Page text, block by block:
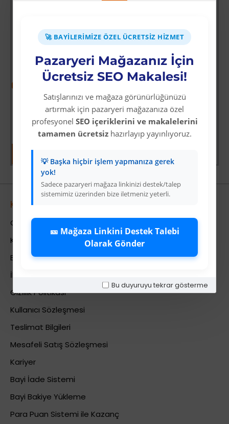
🚀 BAYILERIMIZE ÖZEL ÜCRETSIZ HIZMET
Pazaryeri Mağazanız İçin
Ücretsiz SEO Makalesi!
Satışlarınızı ve mağaza görünürlüğünüzü
artırmak için pazaryeri mağazanıza özel
profesyonel SEO içeriklerini ve makalelerini
tamamen ücretsizhazırlayıp yayınlıyoruz.
💡 Başka hiçbir işlem yapmanıza gerek
yok!
Sadece pazaryeri mağaza linkinizi destek/talep
sistemimiz üzerinden bize iletmeniz yeterli.
🎫 Mağaza Linkini Destek Talebi
Olarak Gönder
Bu duyuruyu tekrar gösterme
Wolverine: Logan
Üyelere Özel Fiyat
Üye Olunuz
Üyelere Özel Fiyat
Üye Olunuz
Kurumsal
Colezium Hakkında
Kurumsal Bilgiler
Banka Hesab Bilgileri
İletişim
Gizlilik Politikası
Kullanıcı Sözleşmesi
Teslimat Bilgileri
Mesafeli Satış Sözleşmesi
Kariyer
Bayi İade Sistemi
Bayi Bakiye Yükleme
Para Puan Sistemi ile Kazanç